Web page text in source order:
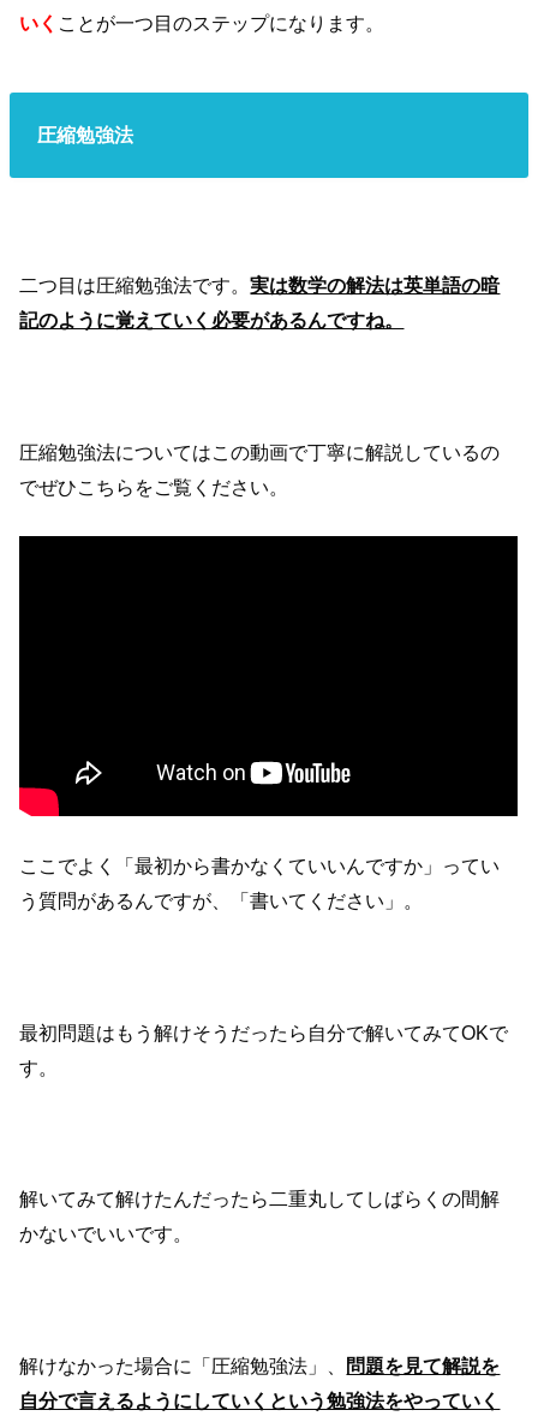
いく ことが一つ目のステップになります。
圧縮勉強法
二つ目は圧縮勉強法です。実は数学の解法は英単語の暗
記のように覚えていく必要があるんですね。
圧縮勉強法についてはこの動画で丁寧に解説しているの
でぜひこちらをご覧ください。
ここでよく「最初から書かなくていいんですか」ってい
う質問があるんですが、「書いてください」。
最初問題はもう解けそうだったら自分で解いてみてOKで
す。
解いてみて解けたんだったら二重丸してしばらくの間解
かないでいいです。
解けなかった場合に「圧縮勉強法」、 問題を見て解説を
自分で言えるようにしていくという勉強法をやっていく